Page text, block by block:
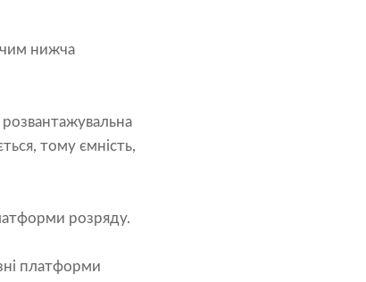
чим нижча
тому ємність,
розряду.
платформи